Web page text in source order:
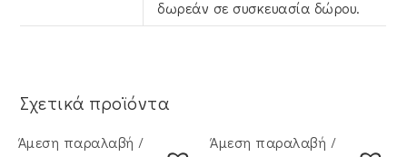
δωρεάν σε συσκευασία δώρου.
Σχετικά προϊόντα
Άμεση παραλαβή / Άμεση παραλαβή /